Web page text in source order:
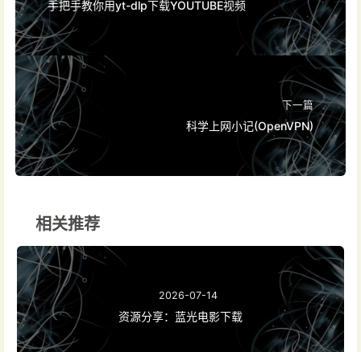
手把手教你用yt-dlp下载YOUTUBE视频
下一篇
科学上网小记(OpenVPN)
相关推荐
2026-07-14
资源分享：蓝光电影下载